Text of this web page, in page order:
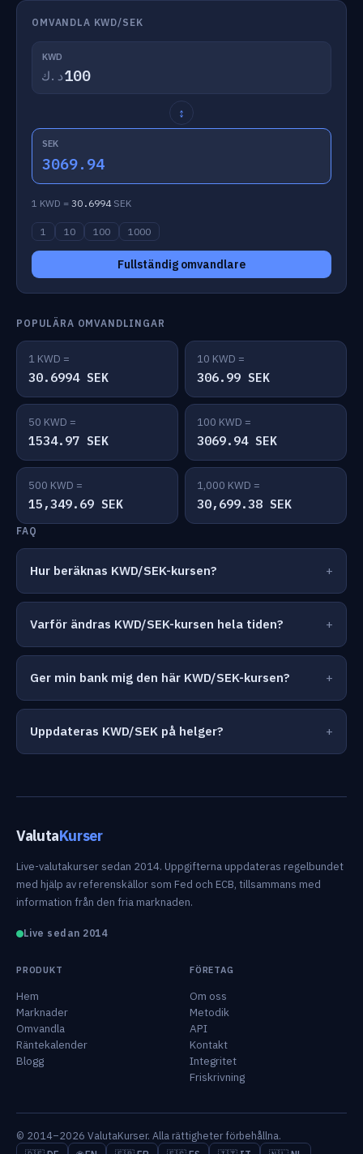
OMVANDLA KWD/SEK
KWD
د.ك
↕
SEK
3069.94
1 KWD = 30.6994SEK
1 10 100 1000
Fullständig omvandlare
POPULÄRA OMVANDLINGAR
1 KWD =
30.6994 SEK
10 KWD =
306.99 SEK
50 KWD =
1534.97 SEK
100 KWD =
3069.94 SEK
500 KWD =
15,349.69 SEK
1,000 KWD =
30,699.38 SEK
FAQ
Hur beräknas KWD/SEK-kursen?
Varför ändras KWD/SEK-kursen hela tiden?
Ger min bank mig den här KWD/SEK-kursen?
Uppdateras KWD/SEK på helger?
ValutaKurser
Live-valutakurser sedan 2014. Uppgifterna uppdateras regelbundet
med hjälp av referenskällor som Fed och ECB, tillsammans med
information från den fria marknaden.
Live sedan 2014
PRODUKT
Hem
Marknader
Omvandla
Räntekalender
Blogg
FÖRETAG
Om oss
Metodik
API
Kontakt
Integritet
Friskrivning
© 2014–2026 ValutaKurser. Alla rättigheter förbehållna.